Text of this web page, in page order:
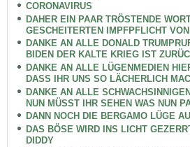
CORONAVIRUS
DAHER EIN PAAR TRÖSTENDE
GESCHEITERTEN IMPFPFLICHT
DANKE AN ALLE DONALD
BIDEN DER KALTE KRIEG IST
DANKE AN ALLE LÜGENMEDIEN
DASS IHR UNS SO LÄCHERLICH
DANKE AN ALLE
NUN MÜSST IHR SEHEN WAS NUN
DANN NOCH DIE BERGAMO LÜGE
DAS BÖSE WIRD INS LICHT
DIDDY